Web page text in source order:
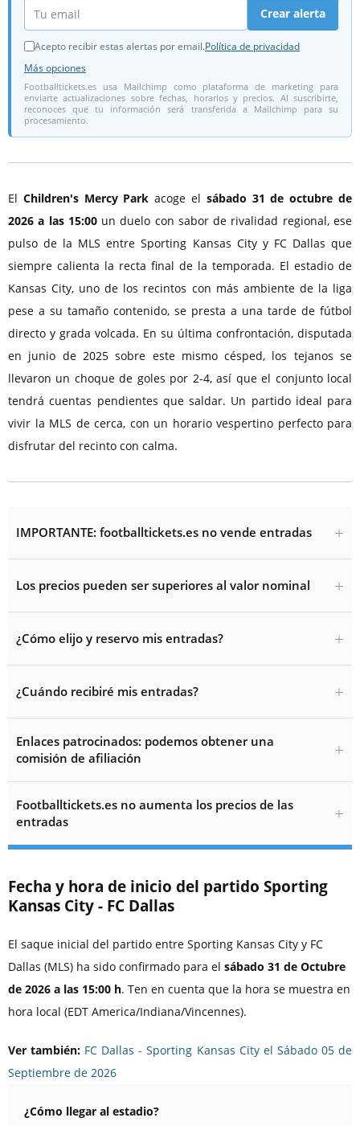
Crear alerta
Acepto recibir estas alertas por email.Política de privacidad
Más opciones
Footballtickets.es usa Mailchimp como plataforma de marketing para
enviarte actualizaciones sobre fechas, horarios y precios. Al suscribirte,
reconoces que tu información será transferida a Mailchimp para su
procesamiento.
El Children's Mercy Park acoge el sábado 31 de octubre de
2026 a las 15:00un duelo con sabor de rivalidad regional, ese
pulso de la MLS entre Sporting Kansas City y FC Dallas que
siempre calienta la recta final de la temporada. El estadio de
Kansas City, uno de los recintos con más ambiente de la liga
pese a su tamaño contenido, se presta a una tarde de fútbol
directo y grada volcada. En su última confrontación, disputada
en junio de 2025 sobre este mismo césped, los tejanos se
llevaron un choque de goles por 2-4, así que el conjunto local
tendrá cuentas pendientes que saldar. Un partido ideal para
vivir la MLS de cerca, con un horario vespertino perfecto para
disfrutar del recinto con calma.
IMPORTANTE: footballtickets.es no vende entradas
Los precios pueden ser superiores al valor nominal
¿Cómo elijo y reservo mis entradas?
¿Cuándo recibiré mis entradas?
Enlaces patrocinados: podemos obtener una
comisión de afiliación
Footballtickets.es no aumenta los precios de las
entradas
Fecha y hora de inicio del partido Sporting
Kansas City - FC Dallas
El saque inicial del partido entre Sporting Kansas City y FC
Dallas (MLS) ha sido confirmado para el sábado 31 de Octubre
de 2026 a las 15:00 h. Ten en cuenta que la hora se muestra en
hora local (EDT America/Indiana/Vincennes).
Ver también: FC Dallas - Sporting Kansas City el Sábado 05 de
Septiembre de 2026
¿Cómo llegar al estadio?